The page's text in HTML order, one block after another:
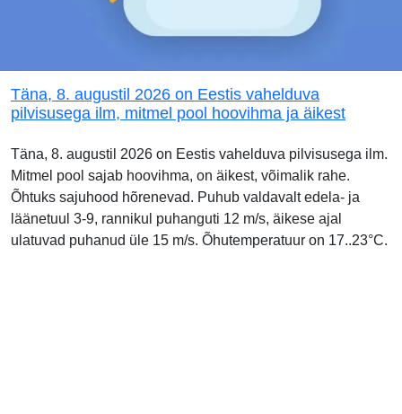
Täna, 8. augustil 2026 on Eestis vahelduva
pilvisusega ilm, mitmel pool hoovihma ja äikest
Täna, 8. augustil 2026 on Eestis vahelduva pilvisusega ilm.
Mitmel pool sajab hoovihma, on äikest, võimalik rahe.
Õhtuks sajuhood hõrenevad. Puhub valdavalt edela- ja
läänetuul 3-9, rannikul puhanguti 12 m/s, äikese ajal
ulatuvad puhanud üle 15 m/s. Õhutemperatuur on 17..23°C.